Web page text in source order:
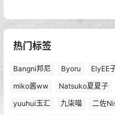
热门标签
Bangni邦尼 Byoru ElyEE
miko酱ww
Natsuko夏夏子
yuuhui玉汇
九柒喵 二佐